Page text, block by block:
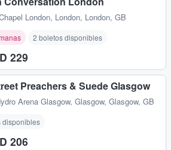
London, London, London, GB
2 boletos disponibles
229
Preachers & Suede Glasgow
Arena Glasgow, Glasgow, Glasgow, GB
disponibles
206